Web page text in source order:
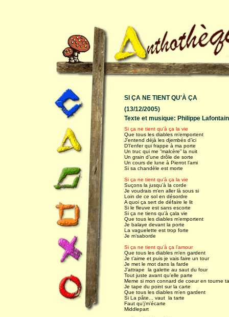
SI ÇA NE TIENT QU'À ÇA
(13/12/2005)
Texte et musique: Philippe
Si ça ne tient qu’à ça la vie
Que tous les diables m’emportent
J’entend déjà les djembés d’ici
D’l’enfer qui frappe à ma porte
Un truc qui me “malcère” la nuit
Un grain d’une drôle de sorte
Un cours de lune à Pierrot l’ami
Si sa chandèle est morte
Si ça ne tient qu’à ça la vie
Suçons la jusqu’à la corde
Je voudrais m’en aller là sous si
Loin de ce sol en désordre
A quoi ça sert de défaire le lit
Si le fleuve est sans escorte
Si ça ne tiens qu’à çala vie
Que tous les diables m’emportent
Je balaye devant la porte
La vaguelette est trop forte
Je m’saborde
Si ça ne tient qu’à ça l’amour
Que tous les diables m’en gardent
Je t’aime et puis je vais faire un tour
Je met le mot dans la farde
J’attrape la galette au saut du four
Tout juste avant qu’elle parte
Meme si mon connard de coeur en tourne
Je tape du point sur la carte
Que tous les diables m’en gardent
Si La pâte... vaut la tarte
Faut qu’j’m’écarte
Middlepart